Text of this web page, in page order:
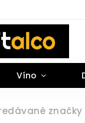
Víno
značky